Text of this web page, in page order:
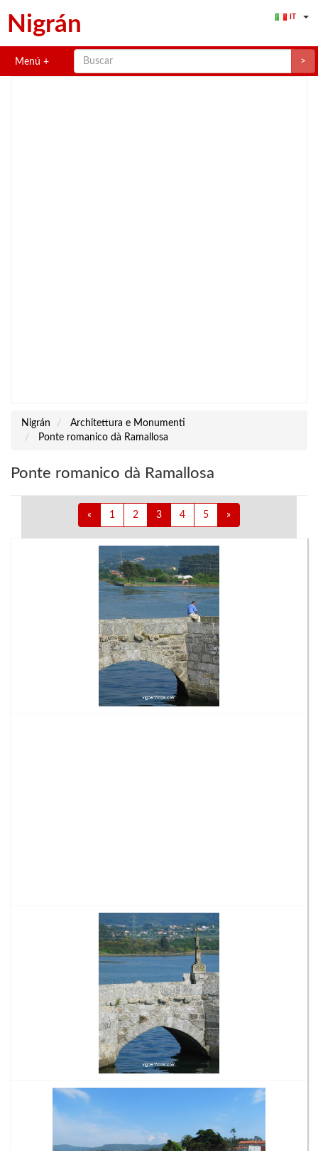
Nigrán
Menú >
Nigrán
Architettura e Monumenti
Ponte romanico dà Ramallosa
Ponte romanico dà Ramallosa
« 1 2 3 4 5 »